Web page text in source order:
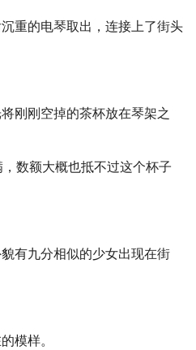
重的电琴取出，连接上了街头
刚刚空掉的茶杯放在琴架之
，数额大概也抵不过这个杯子
有九分相似的少女出现在街
模样。